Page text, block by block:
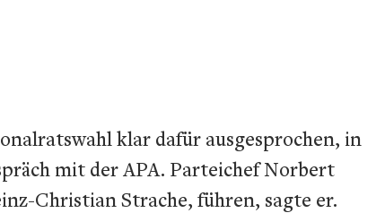
klar dafür ausgesprochen, in
mit der APA. Parteichef Norbert
Christian Strache, führen, sagte er.